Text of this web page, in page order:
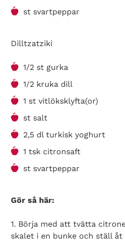
st svartpeppar
Dilltzatziki
1/2 st gurka
1/2 kruka dill
1 st vitlöksklyfta(or)
st salt
2,5 dl turkisk yoghurt
1 tsk citronsaft
st svartpeppar
Gör så här:
1. Börja med att tvätta
skalet i en bunke och ställ åt